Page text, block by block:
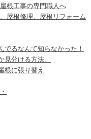
根工事の専門職人へ
屋根修理、屋根リフォーム
でるなんて知らなかった！
分ける方法。
根に張り替え